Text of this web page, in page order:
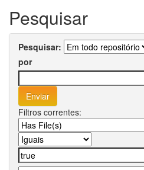
Pesquisar
Pesquisar:
por
Filtros correntes: